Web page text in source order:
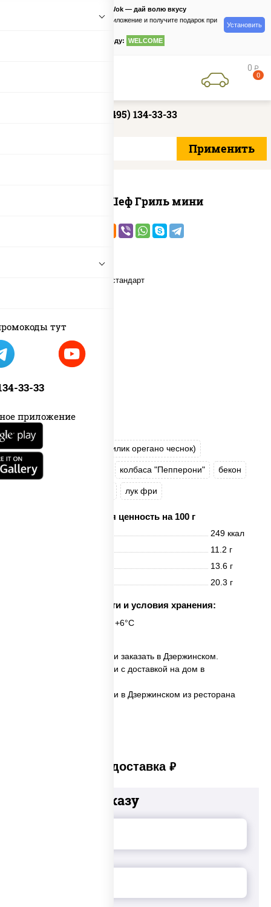
тут
33-33
приложение
PizzaSushiWok — дай волю вкусу
Скачайте приложение и получите подарок при
по промокоду: WELCOME
Установить
0 руб
0
+7 (495) 134-33-33
Пицца Шеф Гриль мини
пицца соус (томаты базилик орегано чеснок)
моцарелла для пиццы колбаса "Пепперони" бекон
лук фри
Пищевая ценность на 100 г
249 ккал
11.2 г
13.6 г
20.3 г
Срок годности и условия хранения:
24 часа при t° от +2°C до +6°C
✅ Пицца Шеф Гриль мини заказать в Дзержинском.
✅ Пицца Шеф Гриль мини с доставкой на дом в
✅ Пицца Шеф Гриль мини в Дзержинском из ресторана
Платная доставка руб
Добавьте к заказу